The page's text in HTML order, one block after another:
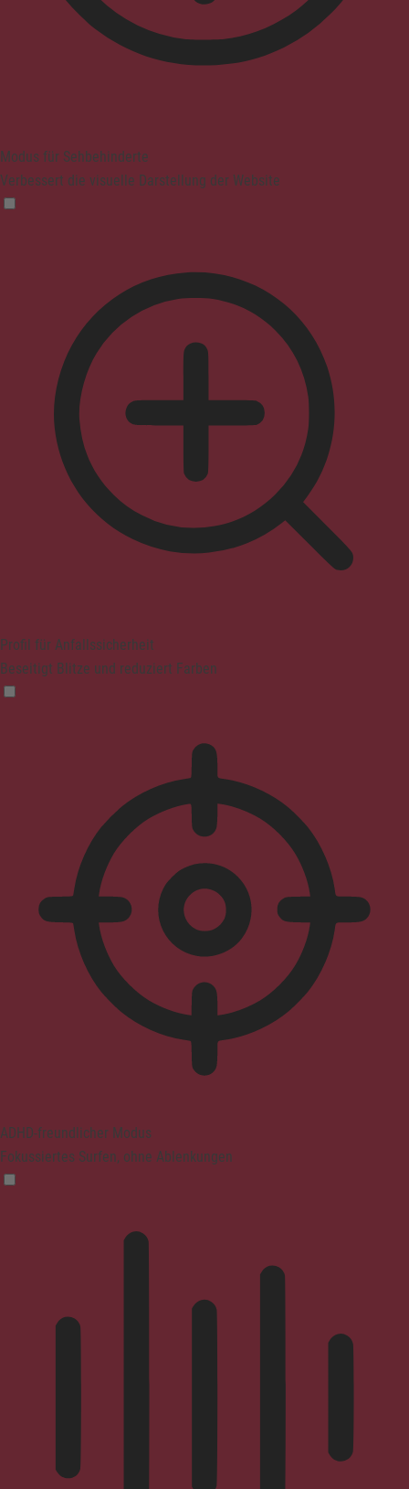
Modus für Sehbehinderte
Verbessert die visuelle Darstellung der Website
Profil für Anfallssicherheit
Beseitigt Blitze und reduziert Farben
ADHD-freundlicher Modus
Fokussiertes Surfen, ohne Ablenkungen